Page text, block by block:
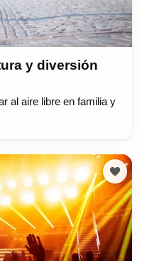
y diversión
al aire libre en familia y